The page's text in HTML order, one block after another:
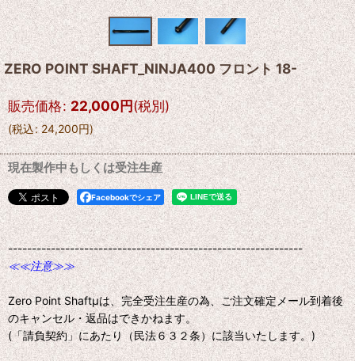
ZERO POINT SHAFT_NINJA400 フロント 18-
販売価格: 22,000円(税別)
(税込: 24,200円)
現在製作中もしくは受注生産
Facebookでシェア
--------------------------------------------------------------
≪≪注意≫≫
Zero Point Shaftμは、完全受注生産の為、ご注文確定メール到着後
のキャンセル・返品はできかねます。
(「請負契約」にあたり（民法６３２条）に該当いたします。)